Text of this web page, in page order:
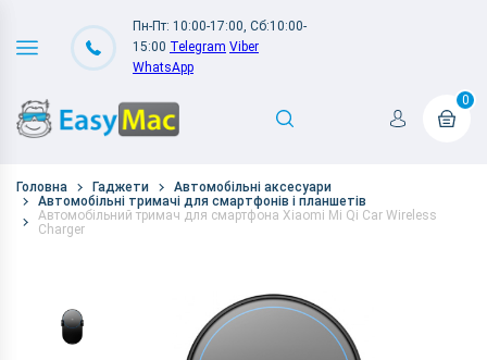
Пн-Пт: 10:00-17:00, Сб:10:00-
15:00 Telegram Viber
WhatsApp
0
Головна Гаджети
Автомобільні аксесуари
Автомобільні тримачі для смартфонів і планшетів
Автомобільний тримач для смартфона Xiaomi Mi Qi Car Wireless
Charger